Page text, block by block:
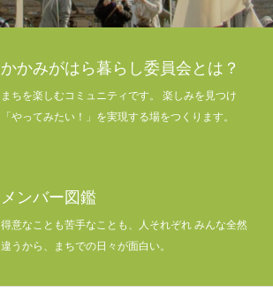
かかみがはら暮らし委員会とは？
まちを楽しむコミュニティです。 楽しみを見つけ
「やってみたい！」を実現する場をつくります。
メンバー図鑑
得意なことも苦手なことも、人それぞれ みんな全然
違うから、まちでの日々が面白い。